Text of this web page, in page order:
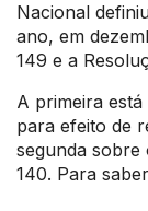
Nacional
ano, em
149 e a
A primeira
para efeito de
segunda sobre
140. Para